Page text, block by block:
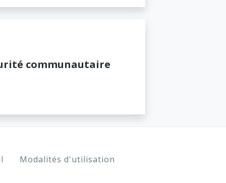
communautaire
Modalités d'utilisation